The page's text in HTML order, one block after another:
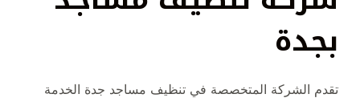
بجدة
تقدم الشركة المتخصصة في تنظيف مساجد جدة الخدمة